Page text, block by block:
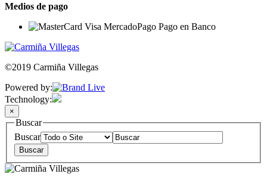
Medios de pago
©2019 Carmiña Villegas
Powered by:
Technology:
×
Buscar
Buscar